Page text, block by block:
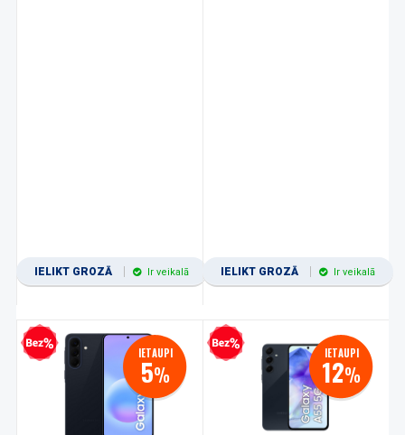
IELIKT GROZĀ Ir veikalā IELIKT GROZĀ Ir veikalā
kredīts IETAUPI
5%
Bezprocentu kredīts IETAUPI
12%